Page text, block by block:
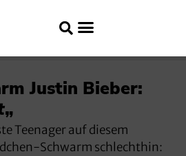
Justin Bieber:
„
Teenager auf diesem
Schwarm schlechthin: